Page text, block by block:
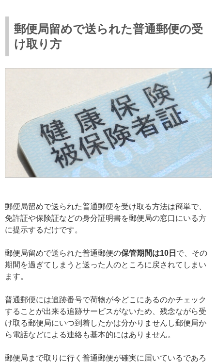
郵便局留めで送られた普通郵便の受
け取り方
郵便局留めで送られた普通郵便を受け取る方法は簡単で、
免許証や保険証などの身分証明書を郵便局の窓口にいる方
に提示するだけです。
郵便局留めで送られた普通郵便の保管期間は10日 で、その
期間を過ぎてしまうと送った人のところに戻されてしまい
ます。
普通郵便には追跡番号で荷物が今どこにあるのかチェック
することが出来る追跡サービスがないため、残念ながら受
け取る郵便局にいつ到着したかは分かりませんし郵便局か
ら電話などによる連絡も基本的にはありません。
郵便局まで取りに行く普通郵便が確実に届いているであろ